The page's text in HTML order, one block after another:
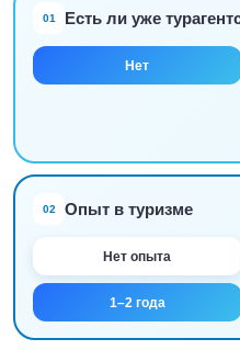
01 Есть ли уже
Нет
02 Опыт в туризме
Нет опыта
1–2 года